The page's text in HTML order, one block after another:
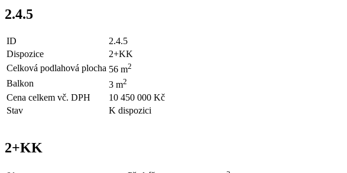
2.4.5
ID
2.4.5
Dispozice
2+KK
Celková podlahová plocha 56 m2
Balkon 3 m2
Cena celkem vč. DPH
10 450 000 Kč
Stav
K dispozici
2+KK